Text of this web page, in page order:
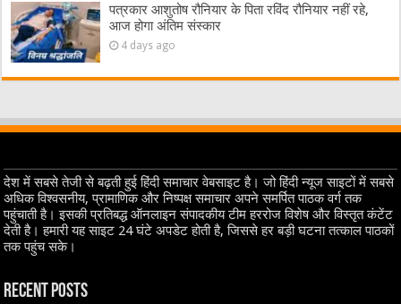
पत्रकार आशुतोष रौनियार के पिता रविंद रौनियार नहीं रहे,
आज होगा अंतिम संस्कार
4 days ago
देश में सबसे तेजी से बढ़ती हुई हिंदी समाचार वेबसाइट है। जो हिंदी न्यूज साइटों में सबसे
अधिक विश्वसनीय, प्रामाणिक और निष्पक्ष समाचार अपने समर्पित पाठक वर्ग तक
पहुंचाती है। इसकी प्रतिबद्ध ऑनलाइन संपादकीय टीम हररोज विशेष और विस्तृत कंटेंट
देती है। हमारी यह साइट 24 घंटे अपडेट होती है, जिससे हर बड़ी घटना तत्काल पाठकों
तक पहुंच सके।
Recent Posts